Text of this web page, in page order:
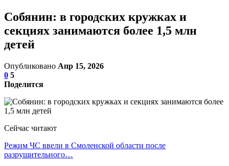
Собянин: в городских кружках и
секциях занимаются более 1,5 млн
детей
Опубликовано Апр 15, 2026
0 5
Поделится
Сейчас читают
Режим ЧС ввели в Смоленской области после
разрушительного…